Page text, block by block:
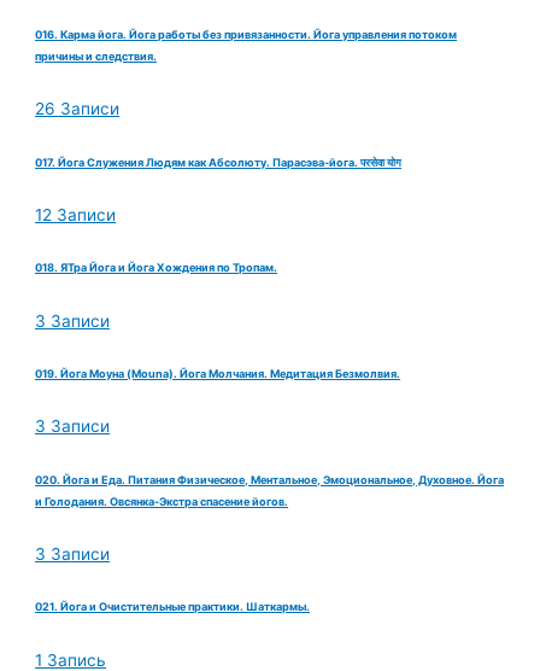
016. Карма йога. Йога работы без привязанности. Йога управления потоком
причины и следствия.
26 Записи
017. Йога Служения Людям как Абсолюту. Парасэва-йога. परसेवा योग
12 Записи
018. ЯТра Йога и Йога Хождения по Тропам.
3 Записи
019. Йога Моуна (Mouna). Йога Молчания. Медитация Безмолвия.
3 Записи
020. Йога и Еда. Питания Физическое, Ментальное, Эмоциональное, Духовное. Йога
и Голодания. Овсянка-Экстра спасение йогов.
3 Записи
021. Йога и Очистительные практики. Шаткармы.
1 Запись